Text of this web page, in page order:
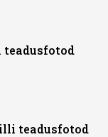
teadusfotod
teadusfotod